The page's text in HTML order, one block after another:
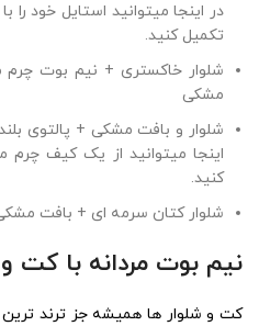
در اینجا میتوانید استایل خود
تکمیل کنید.
شلوار خاکستری + نیم بوت
مشکی
شلوار و بافت مشکی + پالتوی
اینجا میتوانید از یک کیف
کنید.
شلوار کتان سرمه ای + بافت
نیم بوت مردانه با کت و
کت و شلوار ها همیشه جز ترند